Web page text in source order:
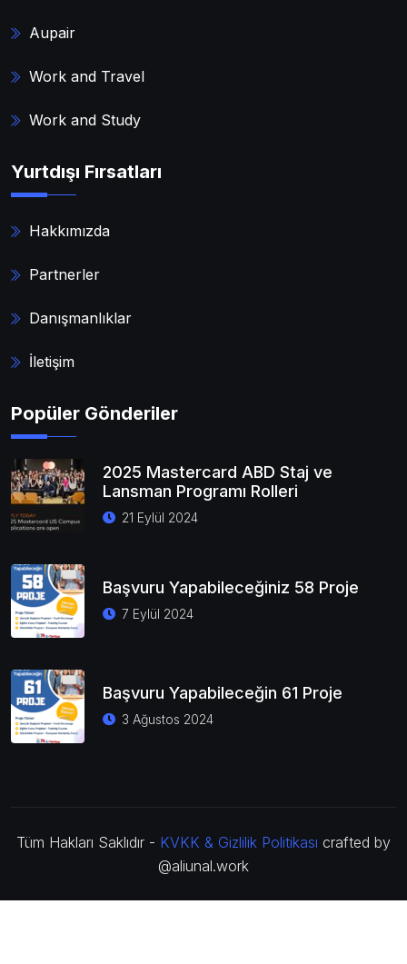
Aupair
Work and Travel
Work and Study
Yurtdışı Fırsatları
Hakkımızda
Partnerler
Danışmanlıklar
İletişim
Popüler Gönderiler
2025 Mastercard ABD Staj ve
Lansman Programı Rolleri
21 Eylül 2024
Başvuru Yapabileceğiniz 58 Proje
7 Eylül 2024
Başvuru Yapabileceğin 61 Proje
3 Ağustos 2024
Tüm Hakları Saklıdır - KVKK & Gizlilik Politikası crafted by
@aliunal.work